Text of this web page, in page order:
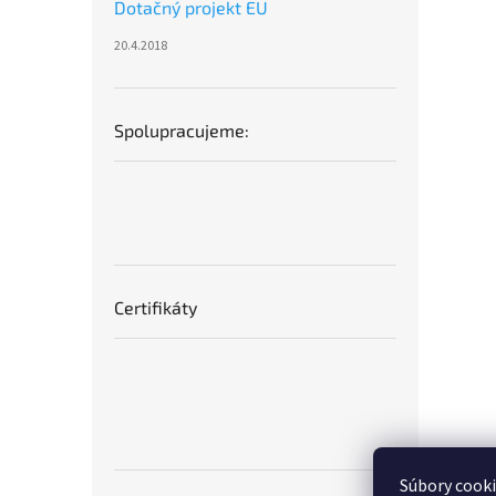
Súbory
Dotačný projekt EU
20.4.2018
Spolupracujeme:
Certifikáty